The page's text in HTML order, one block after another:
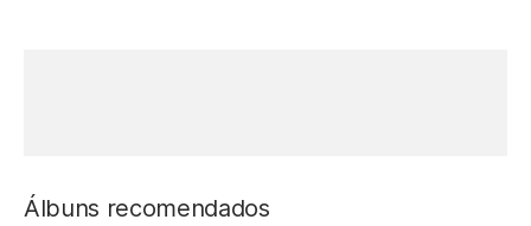
Álbuns recomendados